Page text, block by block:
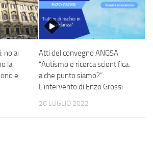
no ai
la
e
Atti del convegno ANGSA
“Autismo e ricerca scientifica:
a che punto siamo?”.
L’intervento di Enzo Grossi
26 LUGLIO 2022